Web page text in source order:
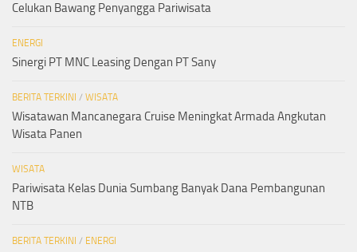
Celukan Bawang Penyangga Pariwisata
ENERGI
Sinergi PT MNC Leasing Dengan PT Sany
BERITA TERKINI / WISATA
Wisatawan Mancanegara Cruise Meningkat Armada Angkutan
Wisata Panen
WISATA
Pariwisata Kelas Dunia Sumbang Banyak Dana Pembangunan
NTB
BERITA TERKINI / ENERGI